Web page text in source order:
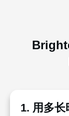
1. 用多